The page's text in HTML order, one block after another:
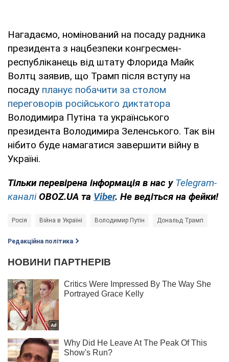
Нагадаємо, номінований на посаду радника
президента з нацбезпеки конгресмен-
республіканець від штату Флорида Майк
Волтц заявив, що Трамп після вступу на
посаду планує побачити за столом
переговорів російського диктатора
Володимира Путіна та українського
президента Володимира Зеленського. Так він
нібито буде намагатися завершити війну в
Україні.
Тільки перевірена інформація в нас у Telegram-
каналіOBOZ.UA та Viber. Не ведіться на фейки!
Росія Війна в Україні Володимир Путін Дональд Трамп
Редакційна політика